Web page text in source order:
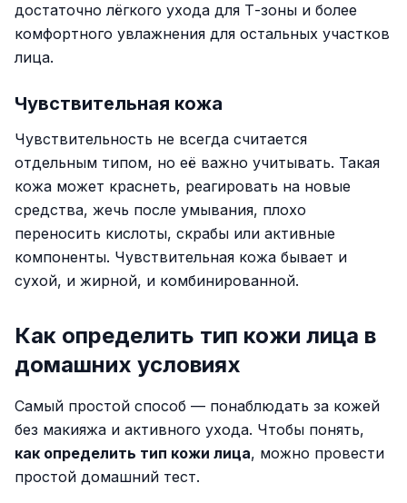
достаточно лёгкого ухода для Т-зоны и более
комфортного увлажнения для остальных участков
лица.
Чувствительная кожа
Чувствительность не всегда считается
отдельным типом, но её важно учитывать. Такая
кожа может краснеть, реагировать на новые
средства, жечь после умывания, плохо
переносить кислоты, скрабы или активные
компоненты. Чувствительная кожа бывает и
сухой, и жирной, и комбинированной.
Как определить тип кожи лица в
домашних условиях
Самый простой способ — понаблюдать за кожей
без макияжа и активного ухода. Чтобы понять,
как определить тип кожи лица, можно провести
простой домашний тест.